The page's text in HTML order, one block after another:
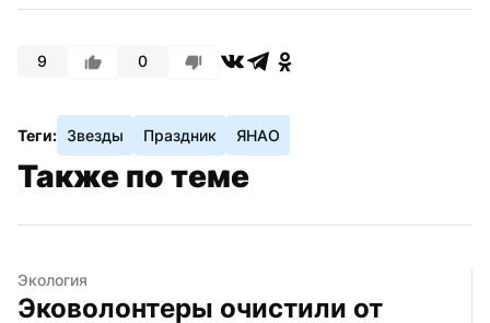
9 0
Теги: Звезды Праздник ЯНАО
Также по теме
Экология
Эковолонтеры очистили от